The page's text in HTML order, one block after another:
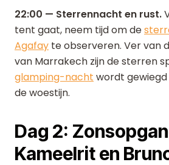
22:00 — Sterrennacht en rust.
tent gaat, neem tijd om de
Agafay te observeren. Ver van
van Marrakech zijn de sterren
glamping-nacht wordt
de woestijn.
Dag 2:
Kameelrit en